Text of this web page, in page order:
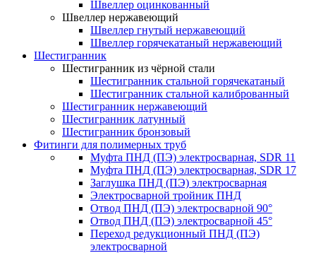
Швеллер оцинкованный
Швеллер нержавеющий
Швеллер гнутый нержавеющий
Швеллер горячекатаный нержавеющий
Шестигранник
Шестигранник из чёрной стали
Шестигранник стальной горячекатаный
Шестигранник стальной калиброванный
Шестигранник нержавеющий
Шестигранник латунный
Шестигранник бронзовый
Фитинги для полимерных труб
Муфта ПНД (ПЭ) электросварная, SDR 11
Муфта ПНД (ПЭ) электросварная, SDR 17
Заглушка ПНД (ПЭ) электросварная
Электросварной тройник ПНД
Отвод ПНД (ПЭ) электросварной 90°
Отвод ПНД (ПЭ) электросварной 45°
Переход редукционный ПНД (ПЭ)
электросварной